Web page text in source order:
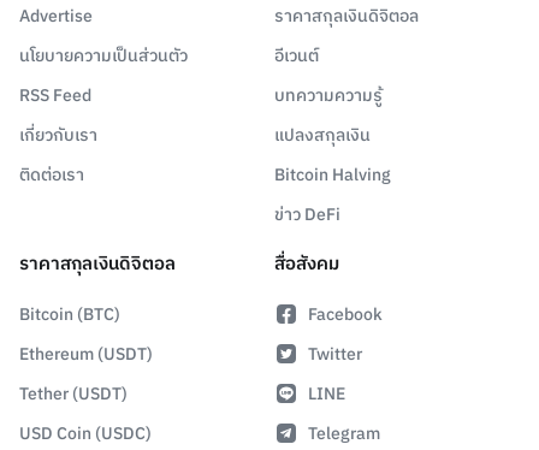
Advertise
นโยบายความเป็นส่วนตัว
RSS Feed
เกี่ยวกับเรา
ติดต่อเรา
ราคาสกุลเงินดิจิตอล
อีเวนต์
บทความความรู้
แปลงสกุลเงิน
Bitcoin Halving
ข่าว DeFi
ราคาสกุลเงินดิจิตอล
Bitcoin (BTC)
Ethereum (USDT)
Tether (USDT)
USD Coin (USDC)
สื่อสังคม
Facebook
Twitter
LINE
Telegram